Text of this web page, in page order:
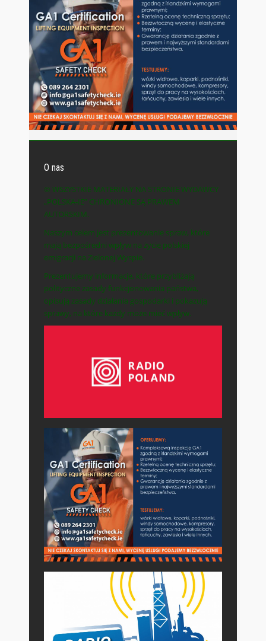
O nas
© WSZYSTKIE MATERIAŁY NA STRONIE WYDAWCY
„POLSKA-IE” CHRONIONE SĄ PRAWEM
AUTORSKIM.
Naszym celem jest prezentowanie spraw, które
mają bezpośredni wpływ na życie polskiej
emigracji na Zielonej Wyspie.
Prezentujemy informacje, które przybliżają
polityczne zasady funkcjonowania państwa,
opisują zasady działania gospodarki i pokazują
sprawy, na które każdy może mieć wpływ.